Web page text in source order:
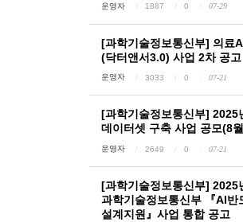
운영자 1887 0 07-29
[과학기술정보통신부] 의료
(닥터앤서3.0) 사업 2차 공고
운영자 3033 0 07-21
[과학기술정보통신부] 2025
데이터셋 구축 사업 공모(8
운영자 2649 0 07-21
[과학기술정보통신부] 2025
과학기술정보통신부 『AI반
설계지원』사업 통합 공고